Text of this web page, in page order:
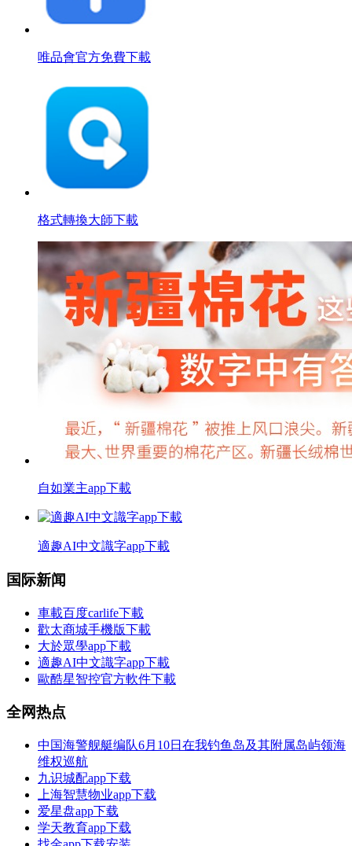
唯品會官方免費下載
格式轉換大師下載
自如業主app下載
適趣AI中文識字app下載
国际新闻
車載百度carlife下載
歡太商城手機版下載
大於眾學app下載
適趣AI中文識字app下載
歐酷星智控官方軟件下載
全网热点
中国海警舰艇编队6月10日在我钓鱼岛及其附属岛屿领海
维权巡航
九识城配app下载
上海智慧物业app下载
爱星盘app下载
学天教育app下载